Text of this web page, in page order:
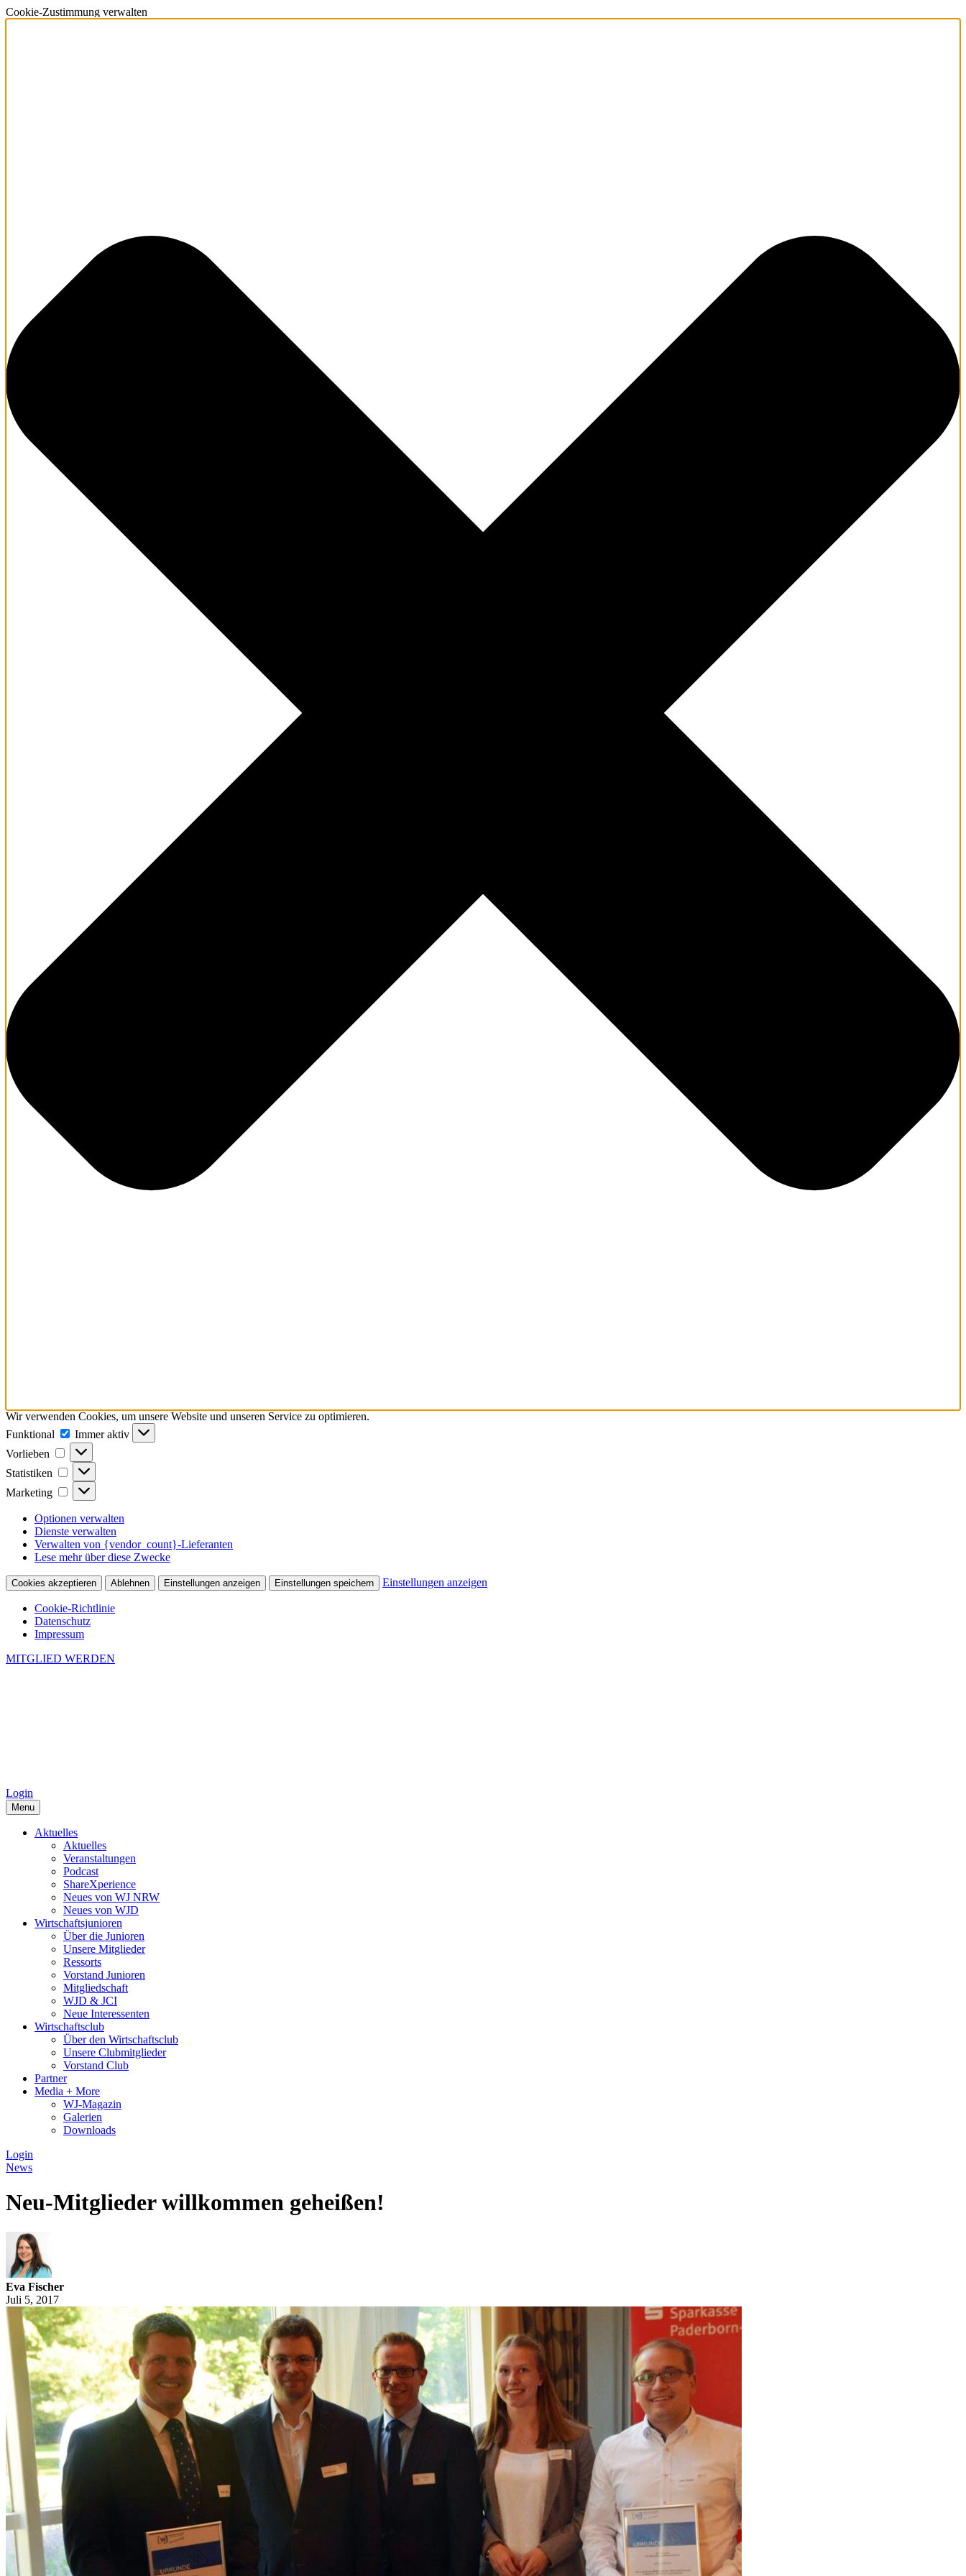
Cookie-Zustimmung verwalten
Wir verwenden Cookies, um unsere Website und unseren Service zu optimieren.
Funktional
Funktional
Immer aktiv
Vorlieben
Vorlieben
Statistiken Statistiken
Marketing Marketing
Optionen verwalten
Dienste verwalten
Verwalten von {vendor_count}-Lieferanten
Lese mehr über diese Zwecke
Cookies akzeptieren Ablehnen Einstellungen anzeigen Einstellungen speichern Einstellungen anzeigen
Cookie-Richtlinie
Datenschutz
Impressum
MITGLIED WERDEN
Login
Menu
Aktuelles
Aktuelles
Veranstaltungen
Podcast
ShareXperience
Neues von WJ NRW
Neues von WJD
Wirtschaftsjunioren
Über die Junioren
Unsere Mitglieder
Ressorts
Vorstand Junioren
Mitgliedschaft
WJD & JCI
Neue Interessenten
Wirtschaftsclub
Über den Wirtschaftsclub
Unsere Clubmitglieder
Vorstand Club
Partner
Media + More
WJ-Magazin
Galerien
Downloads
Login
News
Neu-Mitglieder willkommen geheißen!
Eva Fischer
Juli 5, 2017